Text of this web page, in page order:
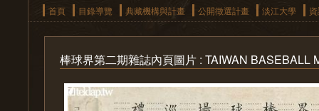
首頁
目錄導覽 典藏機構與計畫 公開徵選計畫 淡江大學
棒球界第二期雜誌內頁圖片 : TAIWAN BASEBALL